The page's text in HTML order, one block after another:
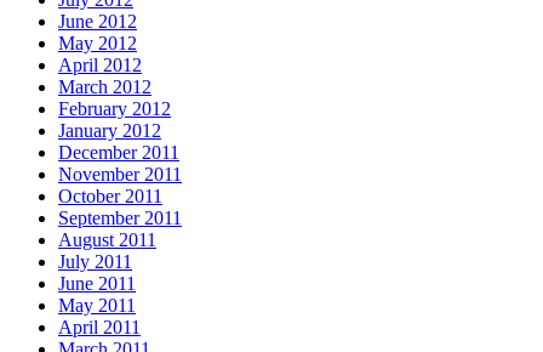
June 2012
May 2012
April 2012
March 2012
February 2012
January 2012
December 2011
November 2011
October 2011
September 2011
August 2011
July 2011
June 2011
May 2011
April 2011